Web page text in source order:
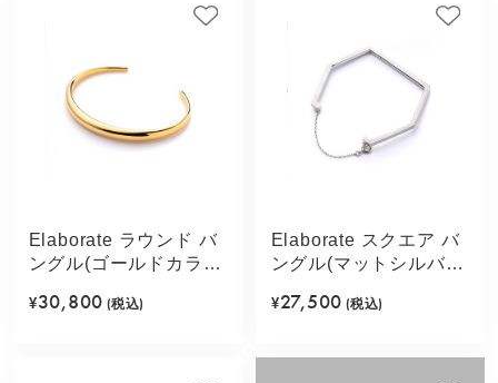
Elaborate ラウンド バ
ングル(ゴールドカラ
¥30,800 (税込)
Elaborate スクエア バ
ングル(マットシルバー
¥27,500 (税込)